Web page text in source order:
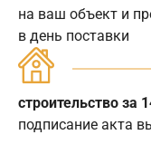
на ваш объект и
в день поставки
строительство за
подписание акта